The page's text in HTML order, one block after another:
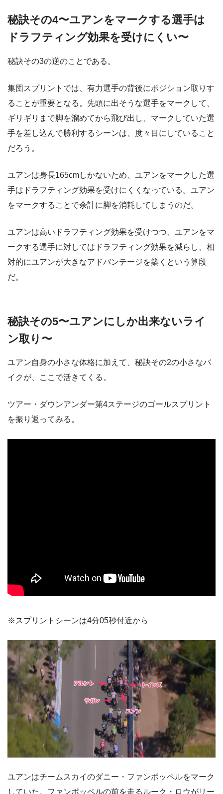
秘訣その4〜ユアンをマークする選手は
ドラフティング効果を受けにくい〜
秘訣その3の逆のことである。
集団スプリントでは、有力選手の背後にポジション取りす
ることが重要となる。先頭に出そうな選手をマークして、
ギリギリまで脚を溜めてから飛び出し、マークしていた選
手を差し込んで勝利するシーンは、度々目にしていること
だろう。
ユアンは身長165cmしかないため、ユアンをマークした選
手はドラフティング効果を受けにくくなっている。ユアン
をマークすることで余計に脚を消耗してしまうのだ。
ユアンは高いドラフティング効果を受けつつ、ユアンをマ
ークする選手に対してはドラフティング効果を減らし、相
対的にユアンが大きなアドバンテージを築くという算段
だ。
秘訣その5〜ユアンにしか出来ないライ
ン取り〜
ユアン自身の小さな体格に加えて、秘訣その2の小さなバ
イクが、ここで活きてくる。
ツアー・ダウンアンダー第4ステージのゴールスプリント
を振り返ってみる。
※スプリントシーンは4分05秒付近から
ユアンはチームスカイのダニー・ファンポッペルをマーク
していた。ファンポッペルの前を走るルーク・ロウがリー